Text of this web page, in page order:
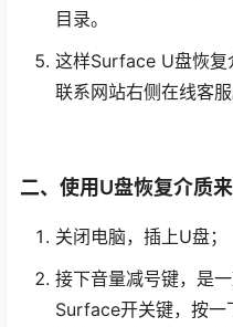
目录。
这样Surface U盘恢复
联系网站右侧在线客服
二、使用U盘恢复介质
关闭电脑，插上U盘；
接下音量减号键，是
Surface开关键，按一